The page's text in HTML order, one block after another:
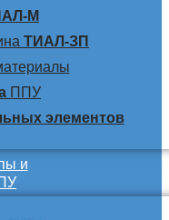
М
ТИАЛ-ЗП
ППУ
элементов
и